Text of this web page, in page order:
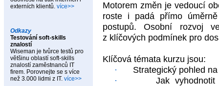
externích klientů. více>>
Odkazy
Testování soft-skills
znalostí
Wiseman je tvůrce testů pro
většinu oblastí soft-skills
znalostí zaměstnanců IT
firem. Porovnejte se s více
než 3.000 lidmi z IT. více>>
Motorem změn je vedoucí
roste i padá přímo úměrně
postupů. Osobní rozvoj
z klíčových podmínek pro
Klíčová témata kurzu jsou:
·
Strategický pohled
·
Jak